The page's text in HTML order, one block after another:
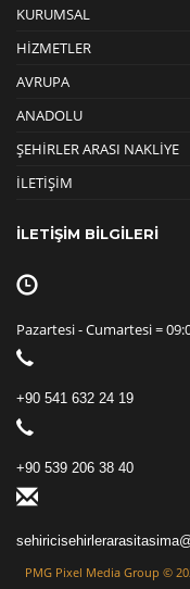
KURUMSAL
HİZMETLER
AVRUPA
ANADOLU
ŞEHİRLER ARASI NAKLİYE
İLETİŞİM
İLETİŞİM BİLGİLERİ
Pazartesi - Cumartesi =
+90 541 632 24 19
+90 539 206 38 40
PMG Pixel Media Group ©